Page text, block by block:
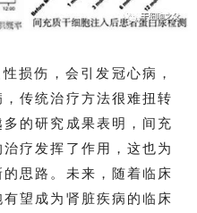
损伤，会引发冠心病，
传统治疗方法很难扭转
的研究成果表明，间充
疗发挥了作用，这也为
思路。未来，随着临床
望成为肾脏疾病的临床